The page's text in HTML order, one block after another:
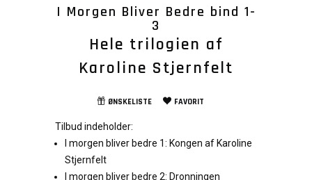
I Morgen Bliver Bedre bind 1-
3
Hele trilogien af
Karoline Stjernfelt
ØNSKELISTE FAVORIT
Tilbud indeholder:
I morgen bliver bedre 1: Kongen af Karoline
Stjernfelt
I morgen bliver bedre 2: Dronningen